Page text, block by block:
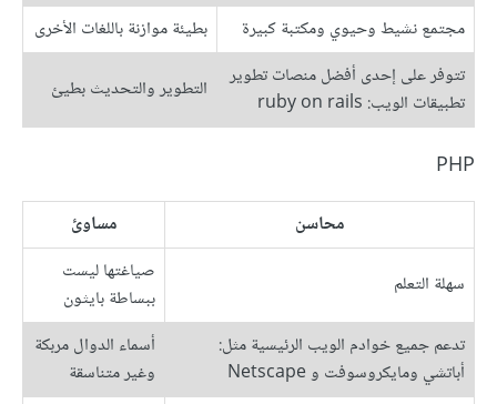
مجتمع نشيط وحيوي ومكتبة كبيرة
بطيئة موازنة باللغات الأخرى
تتوفر على إحدى أفضل منصات تطوير
تطبيقات الويب: ruby on rails
التطوير والتحديث بطيئ
PHP
محاسن
مساوئ
سهلة التعلم
صياغتها ليست
ببساطة بايثون
تدعم جميع خوادم الويب الرئيسية مثل:
أباتشي ومايكروسوفت و Netscape
أسماء الدوال مربكة
وغير متناسقة